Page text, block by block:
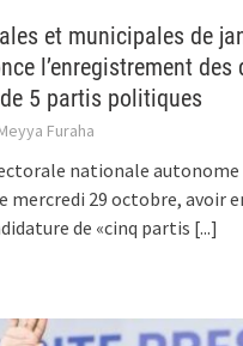
et municipales de
l’enregistrement des
5 partis politiques
Furaha
nationale autonome
mercredi 29 octobre, avoir
de «cinq partis [...]